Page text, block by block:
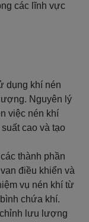
các lĩnh vực
dụng khí nén
Nguyên lý
việc nén khí
cao và tạo
thành phần
điều khiển và
vụ nén khí từ
chứa khí.
lưu lượng